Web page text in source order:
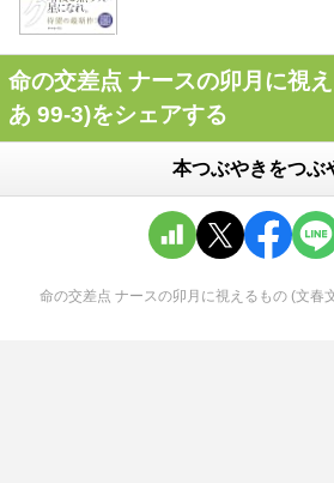
命の交差点 ナースの卯月に視
あ 99-3)をシェアする
本つぶやきをつぶ
命の交差点 ナースの卯月に視えるもの (文春